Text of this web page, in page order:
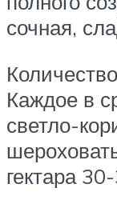
сочная,
Каждое в
светло-
гектара